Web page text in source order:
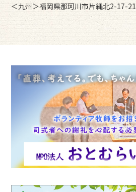
＜九州＞福岡県那珂川市片縄北2-17-21